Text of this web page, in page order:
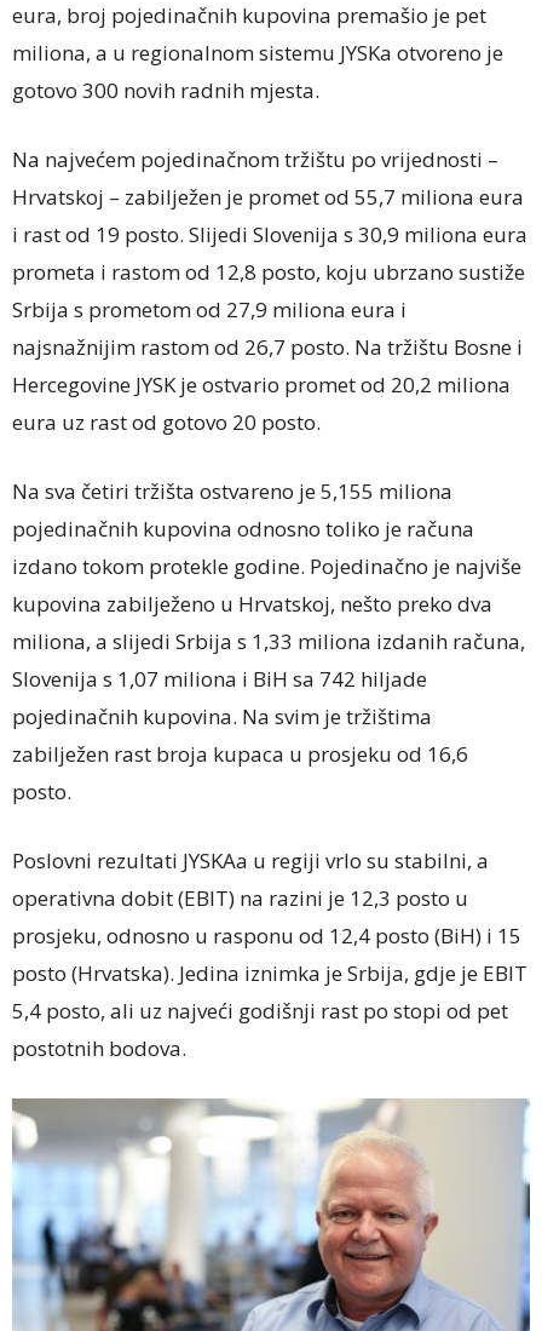
eura, broj pojedinačnih kupovina premašio je pet
miliona, a u regionalnom sistemu JYSKa otvoreno je
gotovo 300 novih radnih mjesta.
Na najvećem pojedinačnom tržištu po vrijednosti –
Hrvatskoj – zabilježen je promet od 55,7 miliona eura
i rast od 19 posto. Slijedi Slovenija s 30,9 miliona eura
prometa i rastom od 12,8 posto, koju ubrzano sustiže
Srbija s prometom od 27,9 miliona eura i
najsnažnijim rastom od 26,7 posto. Na tržištu Bosne i
Hercegovine JYSK je ostvario promet od 20,2 miliona
eura uz rast od gotovo 20 posto.
Na sva četiri tržišta ostvareno je 5,155 miliona
pojedinačnih kupovina odnosno toliko je računa
izdano tokom protekle godine. Pojedinačno je najviše
kupovina zabilježeno u Hrvatskoj, nešto preko dva
miliona, a slijedi Srbija s 1,33 miliona izdanih računa,
Slovenija s 1,07 miliona i BiH sa 742 hiljade
pojedinačnih kupovina. Na svim je tržištima
zabilježen rast broja kupaca u prosjeku od 16,6
posto.
Poslovni rezultati JYSKAa u regiji vrlo su stabilni, a
operativna dobit (EBIT) na razini je 12,3 posto u
prosjeku, odnosno u rasponu od 12,4 posto (BiH) i 15
posto (Hrvatska). Jedina iznimka je Srbija, gdje je EBIT
5,4 posto, ali uz najveći godišnji rast po stopi od pet
postotnih bodova.